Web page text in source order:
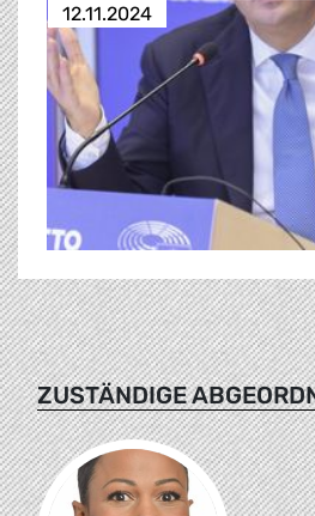
12.11.2024
ZUSTÄNDIGE